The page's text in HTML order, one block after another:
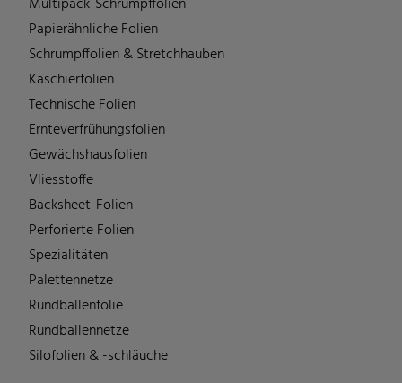
Papierähnliche Folien
Schrumpffolien & Stretchhauben
Kaschierfolien
Technische Folien
Ernteverfrühungsfolien
Gewächshausfolien
Vliesstoffe
Backsheet-Folien
Perforierte Folien
Spezialitäten
Palettennetze
Rundballenfolie
Rundballennetze
Silofolien & -schläuche